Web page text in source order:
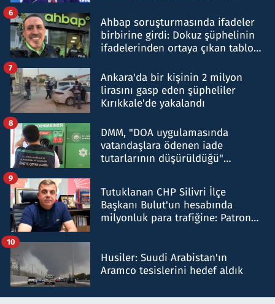
Ahbap soruşturmasında ifadeler
birbirine girdi: Dokuz şüphelinin
ifadelerinden ortaya çıkan tablo
6
Ankara'da bir kişinin 2 milyon
lirasını gasp eden şüpheliler
Kırıkkale'de yakalandı
7
DMM, "DOA uygulamasında
vatandaşlara ödenen iade
tutarlarının düşürüldüğü"
8
Tutuklanan CHP Silivri İlçe
Başkanı Bulut'un hesabında
milyonluk para trafiğine: Patron
9
Husiler: Suudi Arabistan'ın
Aramco tesislerini hedef aldık
10